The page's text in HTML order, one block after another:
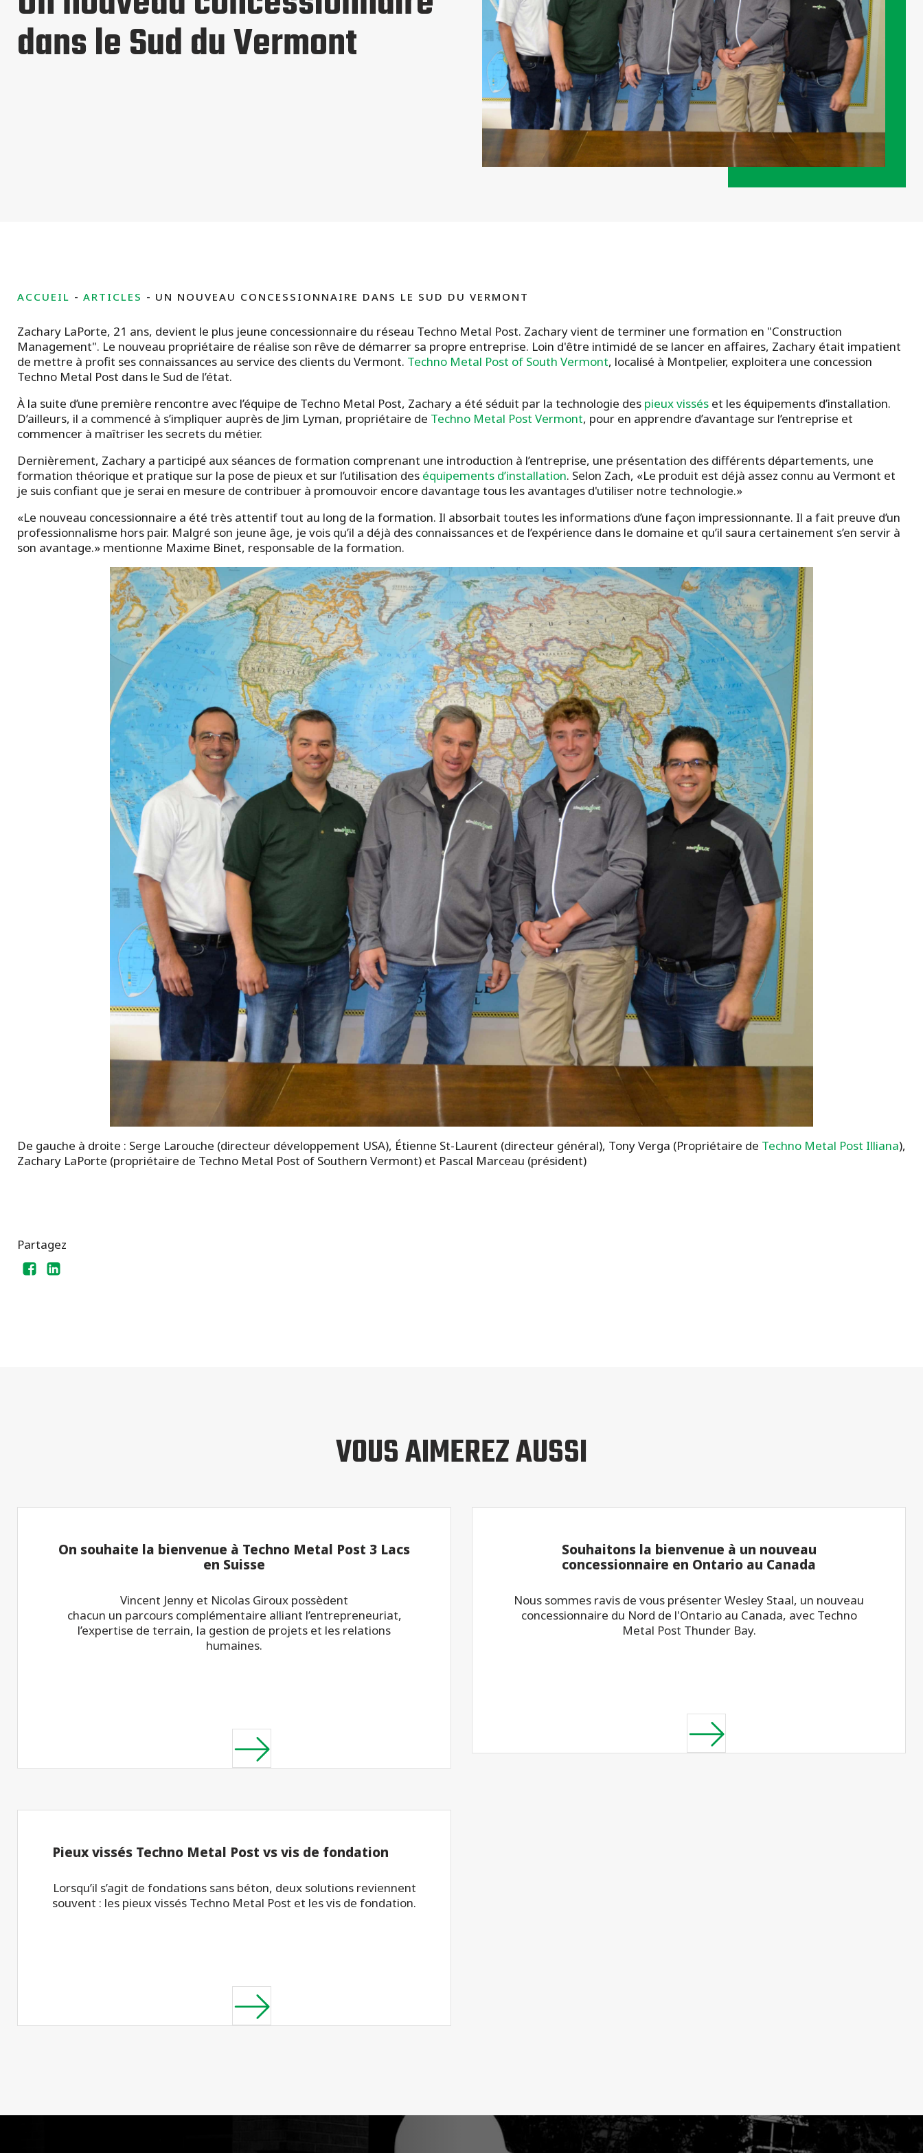
dans le Sud du Vermont
ACCUEIL ARTICLES UN NOUVEAU CONCESSIONNAIRE DANS LE SUD DU VERMONT
Zachary LaPorte, 21 ans, devient le plus jeune concessionnaire du réseau Techno Metal Post. Zachary vient de terminer une formation en "Construction
Management". Le nouveau propriétaire de réalise son rêve de démarrer sa propre entreprise. Loin d'être intimidé de se lancer en affaires, Zachary était impatient
de mettre à profit ses connaissances au service des clients du Vermont. Techno Metal Post of South Vermont, localisé à Montpelier, exploitera une concession
Techno Metal Post dans le Sud de l’état.
À la suite d’une première rencontre avec l’équipe de Techno Metal Post, Zachary a été séduit par la technologie des pieux vissés et les équipements d’installation.
D’ailleurs, il a commencé à s’impliquer auprès de Jim Lyman, propriétaire de Techno Metal Post Vermont, pour en apprendre d’avantage sur l’entreprise et
commencer à maîtriser les secrets du métier.
Dernièrement, Zachary a participé aux séances de formation comprenant une introduction à l’entreprise, une présentation des différents départements, une
formation théorique et pratique sur la pose de pieux et sur l’utilisation des équipements d’installation. Selon Zach, «Le produit est déjà assez connu au Vermont et
je suis confiant que je serai en mesure de contribuer à promouvoir encore davantage tous les avantages d'utiliser notre technologie.»
«Le nouveau concessionnaire a été très attentif tout au long de la formation. Il absorbait toutes les informations d’une façon impressionnante. Il a fait preuve d’un
professionnalisme hors pair. Malgré son jeune âge, je vois qu’il a déjà des connaissances et de l’expérience dans le domaine et qu’il saura certainement s’en servir à
son avantage.» mentionne Maxime Binet, responsable de la formation.
De gauche à droite : Serge Larouche (directeur développement USA), Étienne St-Laurent (directeur général), Tony Verga (Propriétaire de Techno Metal Post Illiana),
Zachary LaPorte (propriétaire de Techno Metal Post of Southern Vermont) et Pascal Marceau (président)
Partagez
VOUS AIMEREZ AUSSI
On souhaite la bienvenue à Techno Metal Post 3 Lacs
en Suisse
Vincent Jenny et Nicolas Giroux possèdent
chacun un parcours complémentaire alliant l’entrepreneuriat,
l’expertise de terrain, la gestion de projets et les relations
humaines.
Souhaitons la bienvenue à un nouveau
concessionnaire en Ontario au Canada
Nous sommes ravis de vous présenter Wesley Staal, un nouveau
concessionnaire du Nord de l'Ontario au Canada, avec Techno
Metal Post Thunder Bay.
Pieux vissés Techno Metal Post vs vis de fondation
Lorsqu’il s’agit de fondations sans béton, deux solutions reviennent
souvent : les pieux vissés Techno Metal Post et les vis de fondation.